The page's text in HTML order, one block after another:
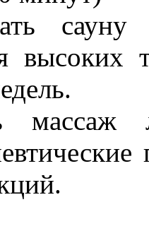
высоких
массаж